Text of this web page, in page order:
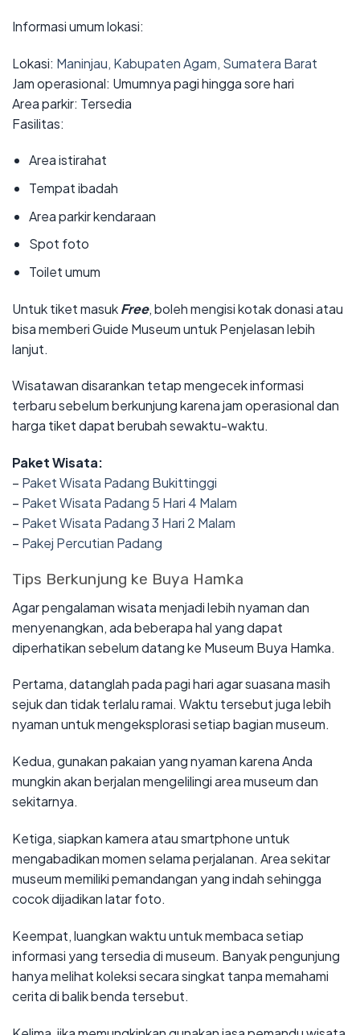
Informasi umum lokasi:
Lokasi: Maninjau, Kabupaten Agam, Sumatera Barat
Jam operasional: Umumnya pagi hingga sore hari
Area parkir: Tersedia
Fasilitas:
Area istirahat
Tempat ibadah
Area parkir kendaraan
Spot foto
Toilet umum
Untuk tiket masukFree, boleh mengisi kotak donasi atau
bisa memberi Guide Museum untuk Penjelasan lebih
lanjut.
Wisatawan disarankan tetap mengecek informasi
terbaru sebelum berkunjung karena jam operasional dan
harga tiket dapat berubah sewaktu-waktu.
Paket Wisata:
– Paket Wisata Padang Bukittinggi
– Paket Wisata Padang 5 Hari 4 Malam
– Paket Wisata Padang 3 Hari 2 Malam
– Pakej Percutian Padang
Tips Berkunjung ke Buya Hamka
Agar pengalaman wisata menjadi lebih nyaman dan
menyenangkan, ada beberapa hal yang dapat
diperhatikan sebelum datang ke Museum Buya Hamka.
Pertama, datanglah pada pagi hari agar suasana masih
sejuk dan tidak terlalu ramai. Waktu tersebut juga lebih
nyaman untuk mengeksplorasi setiap bagian museum.
Kedua, gunakan pakaian yang nyaman karena Anda
mungkin akan berjalan mengelilingi area museum dan
sekitarnya.
Ketiga, siapkan kamera atau smartphone untuk
mengabadikan momen selama perjalanan. Area sekitar
museum memiliki pemandangan yang indah sehingga
cocok dijadikan latar foto.
Keempat, luangkan waktu untuk membaca setiap
informasi yang tersedia di museum. Banyak pengunjung
hanya melihat koleksi secara singkat tanpa memahami
cerita di balik benda tersebut.